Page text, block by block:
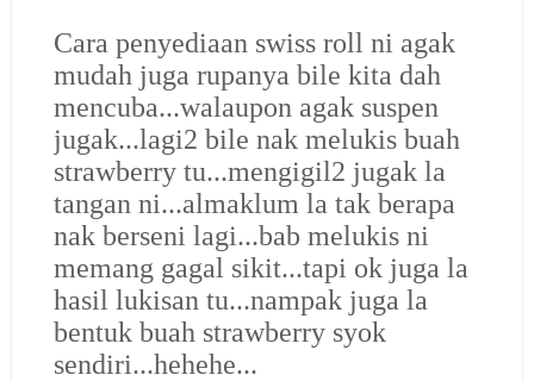
Cara penyediaan swiss roll ni agak
mudah juga rupanya bile kita dah
mencuba...walaupon agak suspen
jugak...lagi2 bile nak melukis buah
strawberry tu...mengigil2 jugak la
tangan ni...almaklum la tak berapa
nak berseni lagi...bab melukis ni
memang gagal sikit...tapi ok juga la
hasil lukisan tu...nampak juga la
bentuk buah strawberry syok
sendiri...hehehe...